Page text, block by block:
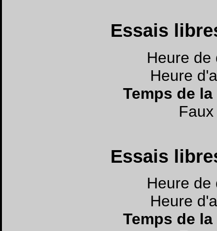
Essais
Heure de
Heure
Temps de
Essais
Heure de
Heure
Temps de